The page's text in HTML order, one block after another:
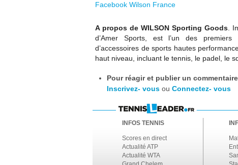
Facebook Wilson France
A propos de WILSON Sporting Goods.
d’Amer Sports, est l’un des premiers
d’accessoires de sports hautes
haut niveau, incluant le tennis, le padel, le
Pour réagir et publier un
Inscrivez- vous ou Connectez- vous
INFOS TENNIS
Scores en direct
Actualité ATP
Actualité WTA